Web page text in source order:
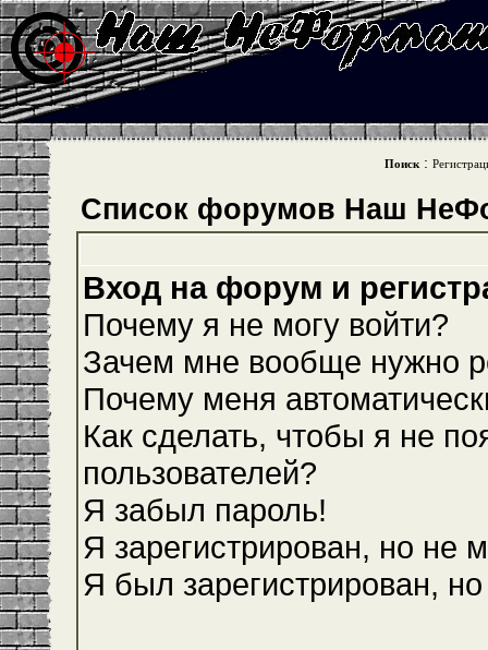
Поиск :
Список форумов Наш
Вход на форум и
Почему я не могу войти?
Зачем мне вообще нужно
Почему меня
Как сделать, чтобы я не
пользователей?
Я забыл пароль!
Я зарегистрирован, но не
Я был зарегистрирован,